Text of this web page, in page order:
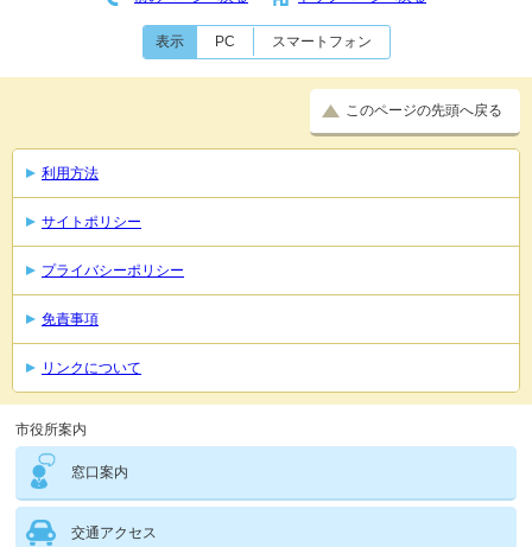
表示 PC スマートフォン
このページの先頭へ戻る
利用方法
サイトポリシー
プライバシーポリシー
免責事項
リンクについて
市役所案内
窓口案内
交通アクセス